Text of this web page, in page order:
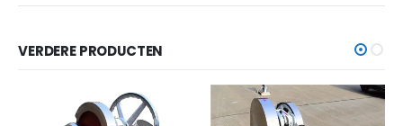
VERDERE PRODUCTEN